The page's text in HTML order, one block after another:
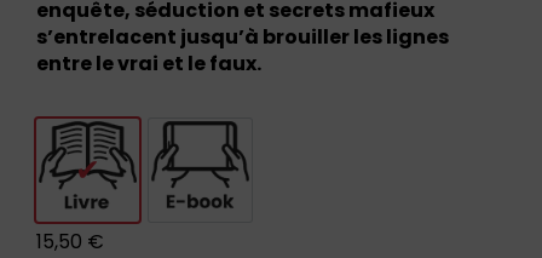
enquête, séduction et secrets mafieux
s’entrelacent jusqu’à brouiller les lignes
entre le vrai et le faux.
Livre E-book
15,50 €